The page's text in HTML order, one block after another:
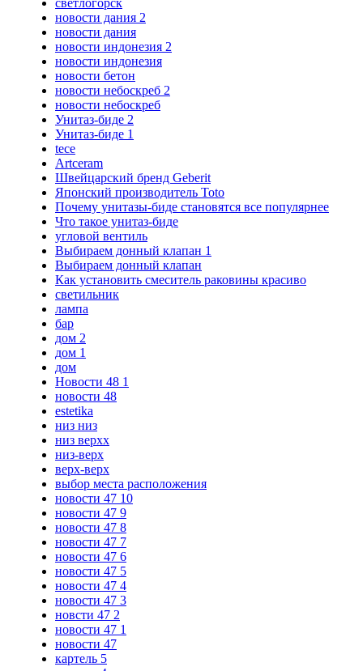
новости дания 2
новости дания
новости индонезия 2
новости индонезия
новости бетон
новости небоскреб 2
новости небоскреб
Унитаз-биде 2
Унитаз-биде 1
tece
Artceram
Швейцарский бренд Geberit
Японский производитель Toto
Почему унитазы-биде становятся все популярнее
Что такое унитаз-биде
угловой вентиль
Выбираем донный клапан 1
Выбираем донный клапан
Как установить смеситель раковины красиво
светильник
лампа
бар
дом 2
дом 1
дом
Новости 48 1
новости 48
estetika
низ низ
низ верхх
низ-верх
верх-верх
выбор места расположения
новости 47 10
новости 47 9
новости 47 8
новости 47 7
новости 47 6
новости 47 5
новости 47 4
новости 47 3
новсти 47 2
новости 47 1
новости 47
картель 5